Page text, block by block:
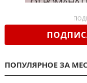
ПОПУЛЯРНОЕ ЗА